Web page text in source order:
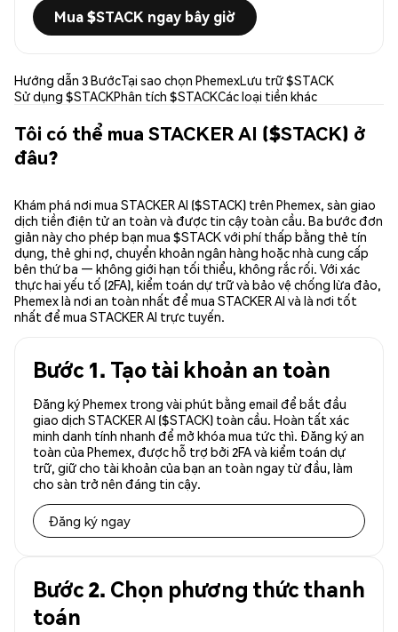
Mua $STACK ngay bây giờ
Hướng dẫn 3 BướcTại sao chọn PhemexLưu trữ $STACK
Sử dụng $STACKPhân tích $STACKCác loại tiền khác
Tôi có thể mua STACKER AI ($STACK) ở
đâu?
Khám phá nơi mua STACKER AI ($STACK) trên Phemex, sàn giao
dịch tiền điện tử an toàn và được tin cậy toàn cầu. Ba bước đơn
giản này cho phép bạn mua $STACK với phí thấp bằng thẻ tín
dụng, thẻ ghi nợ, chuyển khoản ngân hàng hoặc nhà cung cấp
bên thứ ba — không giới hạn tối thiểu, không rắc rối. Với xác
thực hai yếu tố (2FA), kiểm toán dự trữ và bảo vệ chống lừa đảo,
Phemex là nơi an toàn nhất để mua STACKER AI và là nơi tốt
nhất để mua STACKER AI trực tuyến.
Bước 1. Tạo tài khoản an toàn
Đăng ký Phemex trong vài phút bằng email để bắt đầu
giao dịch STACKER AI ($STACK) toàn cầu. Hoàn tất xác
minh danh tính nhanh để mở khóa mua tức thì. Đăng ký an
toàn của Phemex, được hỗ trợ bởi 2FA và kiểm toán dự
trữ, giữ cho tài khoản của bạn an toàn ngay từ đầu, làm
cho sàn trở nên đáng tin cậy.
Đăng ký ngay
Bước 2. Chọn phương thức thanh
toán